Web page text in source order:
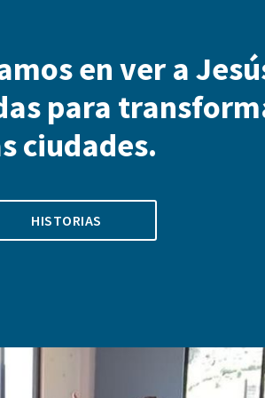
en ver a
para
ciudades.
HISTORIAS